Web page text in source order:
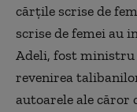
cărţile scrise de
scrise de femei au
Adeli, fost
revenirea
autoarele ale căror